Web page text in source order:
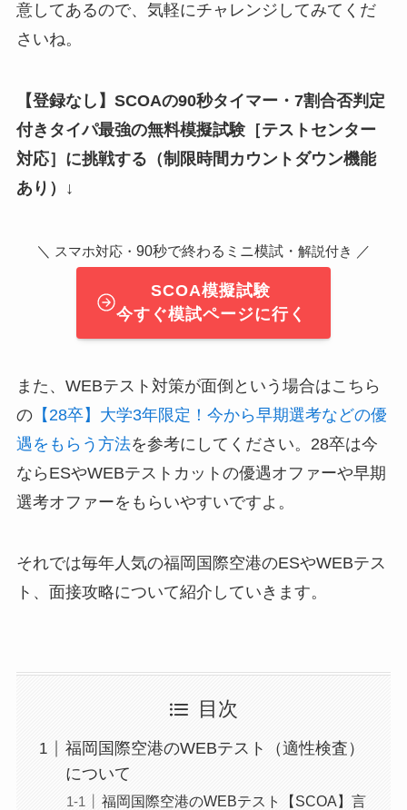
意してあるので、気軽にチャレンジしてみてくだ
さいね。
【登録なし】SCOAの90秒タイマー・7割合否判定
付きタイパ最強の無料模擬試験［テストセンター
対応］ に挑戦する（制限時間カウントダウン機能
あり）↓
＼ スマホ対応・ 90秒で終わるミニ模試・ 解説付き ／
SCOA模擬試験
今すぐ模試ページに行く
また、WEBテスト対策が面倒という場合はこちら
の【28卒】大学3年限定！今から早期選考などの優
遇をもらう方法を参考にしてください。28卒は今
ならESやWEBテストカットの優遇オファーや早期
選考オファーをもらいやすいですよ。
それでは毎年人気の福岡国際空港のESやWEBテス
ト、面接攻略について紹介していきます。
目次
福岡国際空港のWEBテスト（適性検査）
について
福岡国際空港のWEBテスト【SCOA】言